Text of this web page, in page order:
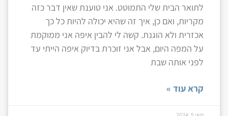
לתואר הבית שלי התמוטט. אני טוענת שאין דבר כזה
מקריות, ואם כן, איך זה שהיא יכולה להיות כל כך
אכזרית ולא הוגנת. קשה לי להבין איפה אני ממוקמת
על המפה היום, אבל אני זוכרת בדיוק איפה הייתי עד
לפני אותה שבת
קרא עוד »